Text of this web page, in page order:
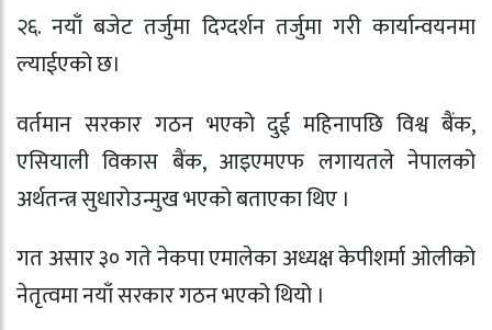
२६. नयाँ बजेट तर्जुमा दिग्दर्शन तर्जुमा गरी कार्यान्वयनमा
ल्याईएको छ।
वर्तमान सरकार गठन भएको दुई महिनापछि विश्व बैंक,
एसियाली विकास बैंक, आइएमएफ लगायतले नेपालको
अर्थतन्त्र सुधारोउन्मुख भएको बताएका थिए ।
गत असार ३० गते नेकपा एमालेका अध्यक्ष केपीशर्मा ओलीको
नेतृत्वमा नयाँ सरकार गठन भएको थियो ।